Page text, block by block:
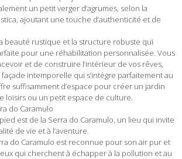
un petit verger d’agrumes, selon la
ajoutant une touche d’authenticité et de
beauté rustique et la structure robuste qui
pour une réhabilitation personnalisée. Vous
et de construire l’intérieur de vos rêves,
intemporelle qui s’intègre parfaitement au
suffisamment d’espace pour créer un jardin
loisirs ou un petit espace de culture.
do Caramulo
est de la Serra do Caramulo, un lieu qui invite
de vie et à l’aventure.
do Caramulo est reconnue pour son air pur et
qui cherchent à échapper à la pollution et au